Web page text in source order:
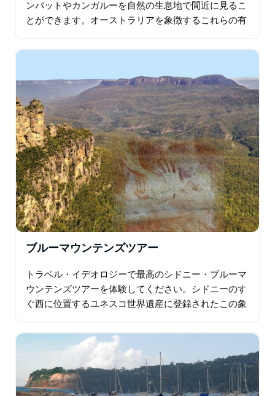
ンバットやカンガルーを自然の生息地で間近に見るこ
とができます。オーストラリアを象徴するこれらの有
ではありません。この素晴らしいツアーでは…
ブルーマウンテンズツアー
トラベル・イデオロジーで最高のシドニー・ブルーマ
ウンテンズツアーを体験してください。シドニーのす
ぐ西に位置するユネスコ世界遺産に登録されたこの象
プレミアム・プライベートツアーです…